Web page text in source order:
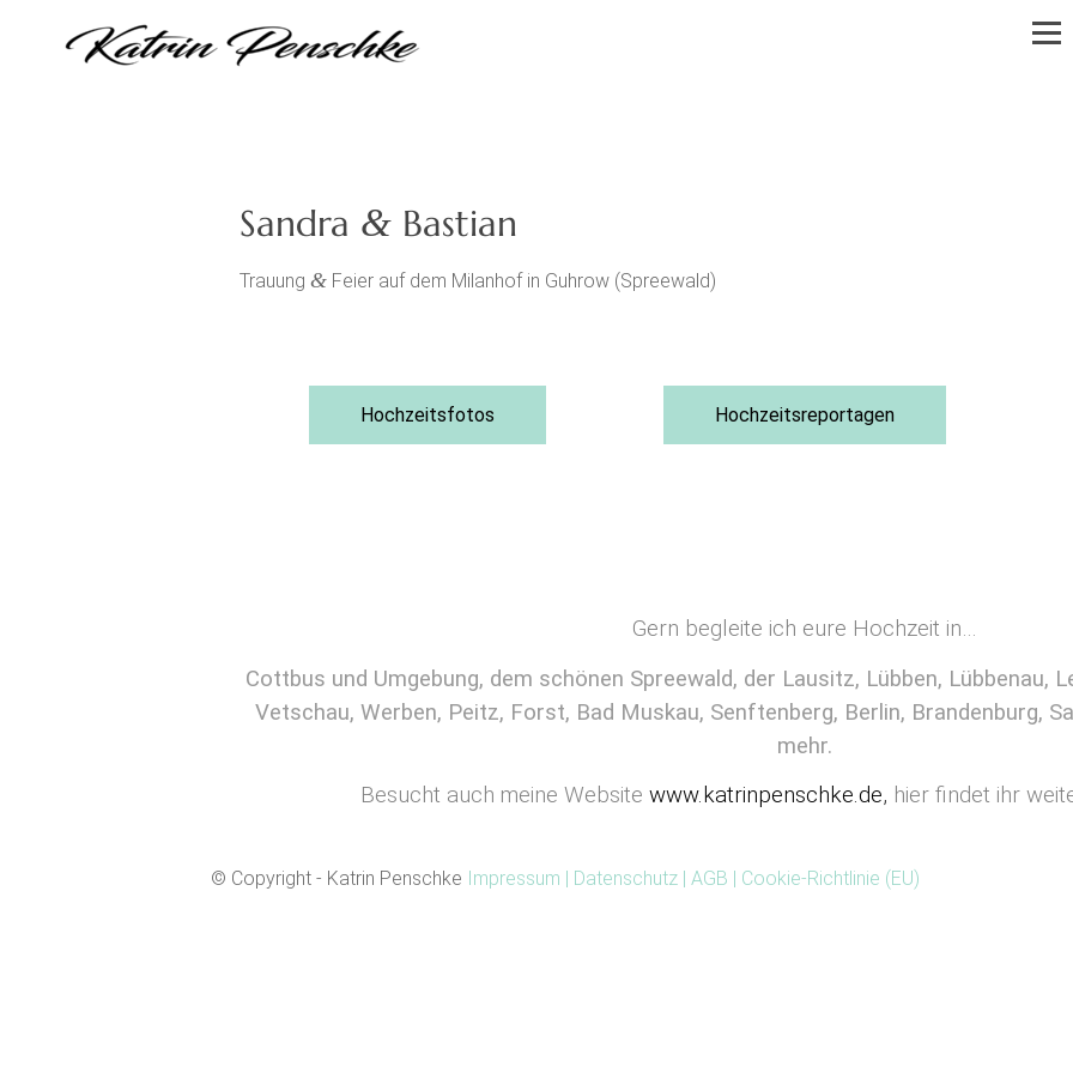
Sandra & Bastian
Trauung & Feier auf dem Milanhof in Guhrow (Spreewald)
Hochzeitsfotos Hochzeitsreportagen
Gern begleite ich eure Hochzeit in…
Cottbus und Umgebung, dem schönen Spreewald, der Lausitz, Lübben, Lübbenau,
Vetschau, Werben, Peitz, Forst, Bad Muskau, Senftenberg, Berlin, Brandenburg,
mehr.
Besucht auch meine Website www.katrinpenschke.de, hier findet ihr
© Copyright - Katrin Penschke Impressum | Datenschutz |AGB | Cookie-Richtlinie (EU)